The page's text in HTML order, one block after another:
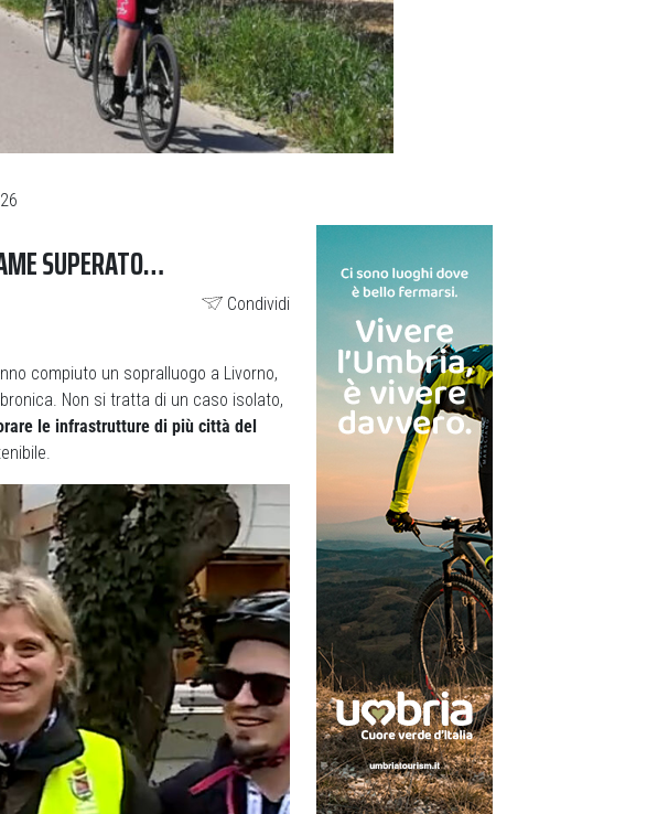
SUPERATO…
Condividi
compiuto un sopralluogo a Livorno,
Non si tratta di un caso isolato,
le infrastrutture di più città del